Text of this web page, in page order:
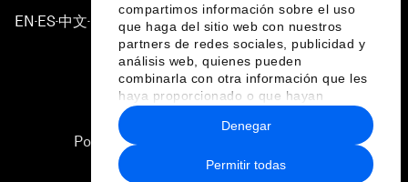
compartimos información sobre el uso
que haga del sitio web con nuestros
partners de redes sociales, publicidad y
análisis web, quienes pueden
combinarla con otra información que les
haya proporcionado o que hayan
recopilado a partir del uso que haya
hecho de sus servicios.
Permitir todas
Denegar
EN ▪ ES▪中文▪ 日本語
Política de privacidad y normas de uso